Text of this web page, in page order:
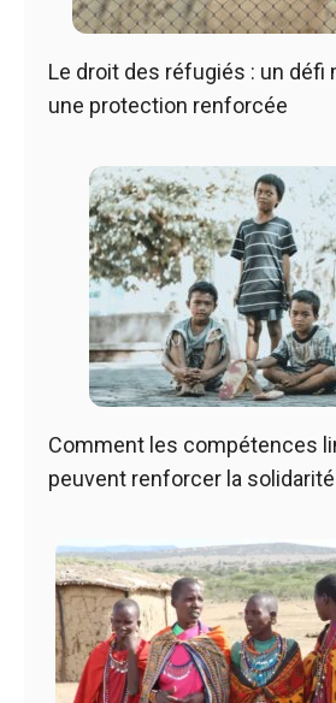
Le droit des réfugiés : un défi
une protection renforcée
Comment les compétences
peuvent renforcer la